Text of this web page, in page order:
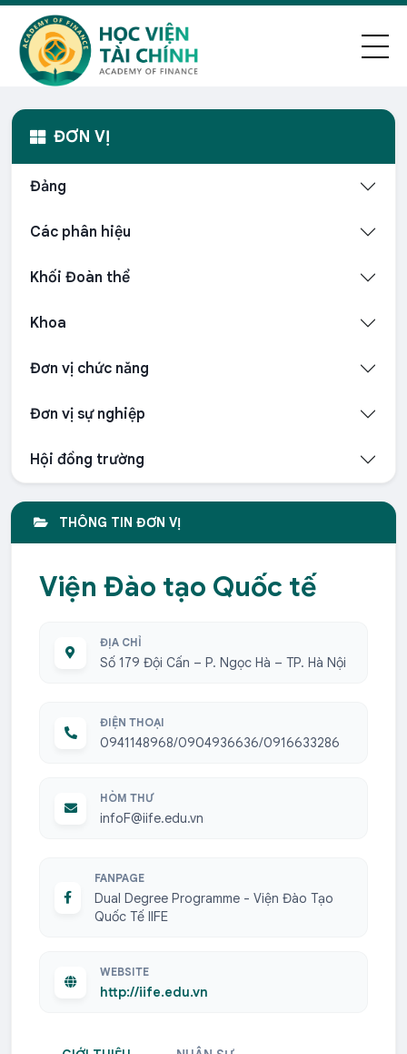
ĐƠN VỊ
Đảng
Các phân hiệu
Khối Đoàn thể
Khoa
Đơn vị chức năng
Đơn vị sự nghiệp
Hội đồng trường
THÔNG TIN ĐƠN VỊ
Viện Đào tạo Quốc tế
ĐỊA CHỈ
Số 179 Đội Cấn – P. Ngọc Hà – TP. Hà Nội
ĐIỆN THOẠI
0941148968/0904936636/0916633286
HÒM THƯ
infoF@iife.edu.vn
FANPAGE
Dual Degree Programme - Viện Đào Tạo
Quốc Tế IIFE
WEBSITE
http://iife.edu.vn